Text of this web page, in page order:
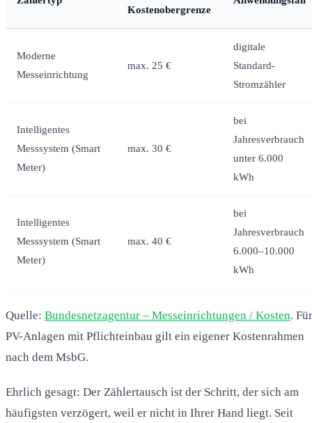
Kostenobergrenze
Moderne
Messeinrichtung
max. 25 €
digitale
Standard-
Stromzähler
Intelligentes
Messsystem (Smart
Meter)
max. 30 €
bei
Jahresverbrauch
unter 6.000
kWh
Intelligentes
Messsystem (Smart
Meter)
max. 40 €
bei
Jahresverbrauch
6.000–10.000
kWh
Quelle: Bundesnetzagentur – Messeinrichtungen / Kosten. Für
PV-Anlagen mit Pflichteinbau gilt ein eigener Kostenrahmen
nach dem MsbG.
Ehrlich gesagt: Der Zählertausch ist der Schritt, der sich am
häufigsten verzögert, weil er nicht in Ihrer Hand liegt. Seit